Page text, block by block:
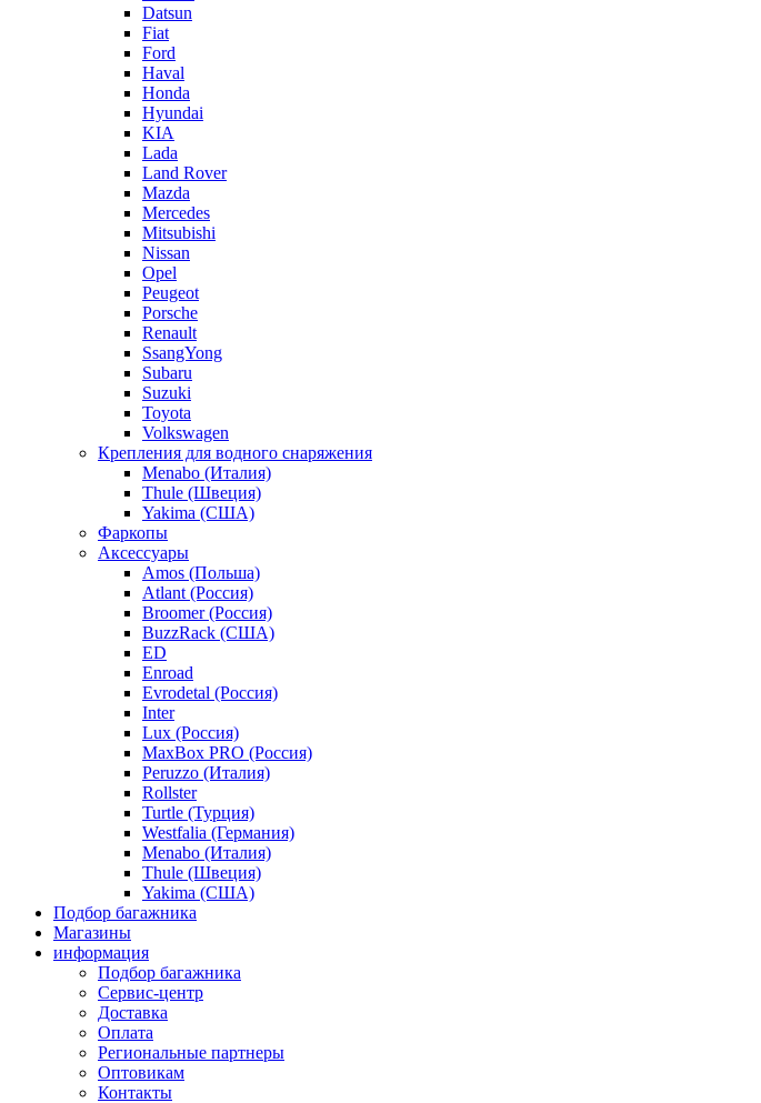
Datsun
Fiat
Ford
Haval
Honda
Hyundai
KIA
Lada
Land Rover
Mazda
Mercedes
Mitsubishi
Nissan
Opel
Peugeot
Porsche
Renault
SsangYong
Subaru
Suzuki
Toyota
Volkswagen
Крепления для водного снаряжения
Menabo (Италия)
Thule (Швеция)
Yakima (США)
Фаркопы
Аксессуары
Amos (Польша)
Atlant (Россия)
Broomer (Россия)
BuzzRack (США)
ED
Enroad
Evrodetal (Россия)
Inter
Lux (Россия)
MaxBox PRO (Россия)
Peruzzo (Италия)
Rollster
Turtle (Турция)
Westfalia (Германия)
Menabo (Италия)
Thule (Швеция)
Yakima (США)
Подбор багажника
Магазины
информация
Подбор багажника
Сервис-центр
Доставка
Оплата
Региональные партнеры
Оптовикам
Контакты